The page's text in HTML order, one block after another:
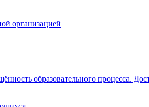
организацией
образовательного процесса.